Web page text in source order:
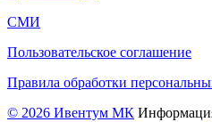
СМИ
Пользовательское соглашение
Правила обработки
© 2026 Ивентум МК